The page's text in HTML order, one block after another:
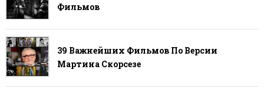
Фильмов
39 Важнейших Фильмов По Версии
Мартина Скорсезе